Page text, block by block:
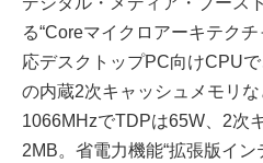
る“Coreマイクロアーキテク
応デスクトップPC向けCPU
の内蔵2次キャッシュメモリ
1066MHzでTDPは65W、2次
2MB。省電力機能“拡張版イ